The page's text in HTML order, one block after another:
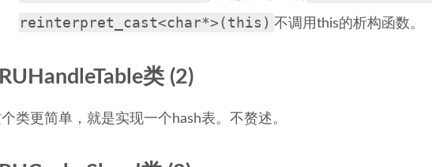
reinterpret_cast<char*>(this) 不调用this的析构函数。
类 (2)
类更简单，就是实现一个hash表。不赘述。